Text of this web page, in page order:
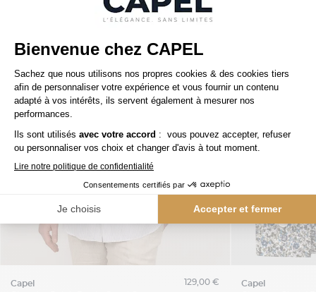
capel
129,00 € capel